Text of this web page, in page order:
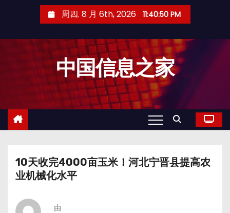
周四. 8 月 6th, 2026 11:40:50 PM
中国信息之家
10天收完4000亩玉米！河北宁晋县提高农
业机械化水平
由